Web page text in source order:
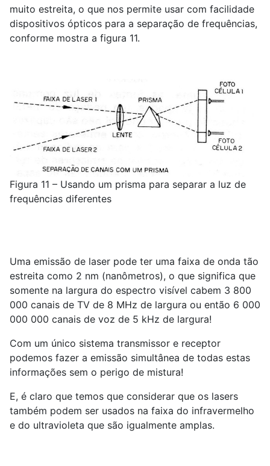
muito estreita, o que nos permite usar com facilidade
dispositivos ópticos para a separação de frequências,
conforme mostra a figura 11.
Figura 11 – Usando um prisma para separar a luz de
frequências diferentes
Uma emissão de laser pode ter uma faixa de onda tão
estreita como 2 nm (nanômetros), o que significa que
somente na largura do espectro visível cabem 3 800
000 canais de TV de 8 MHz de largura ou então 6 000
000 000 canais de voz de 5 kHz de largura!
Com um único sistema transmissor e receptor
podemos fazer a emissão simultânea de todas estas
informações sem o perigo de mistura!
E, é claro que temos que considerar que os lasers
também podem ser usados na faixa do infravermelho
e do ultravioleta que são igualmente amplas.